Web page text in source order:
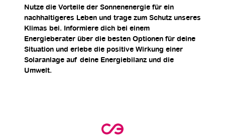
Nutze die Vorteile der Sonnenenergie für ein
nachhaltigeres Leben und trage zum Schutz unseres
Klimas bei. Informiere dich bei einem
Energieberater über die besten Optionen für deine
Situation und erlebe die positive Wirkung einer
Solaranlage auf deine Energiebilanz und die
Umwelt.